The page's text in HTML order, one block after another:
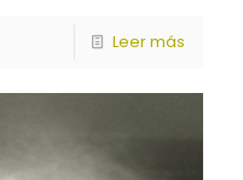
Leer más